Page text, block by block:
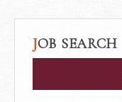
JOB SEARCH